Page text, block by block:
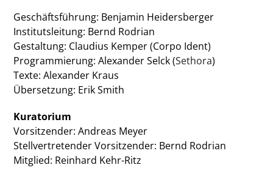
Geschäftsführung: Benjamin Heidersberger
Institutsleitung: Bernd Rodrian
Gestaltung: Claudius Kemper (Corpo Ident)
Programmierung: Alexander Selck (Sethora)
Texte: Alexander Kraus
Übersetzung: Erik Smith
Kuratorium
Vorsitzender: Andreas Meyer
Stellvertretender Vorsitzender: Bernd Rodrian
Mitglied: Reinhard Kehr-Ritz